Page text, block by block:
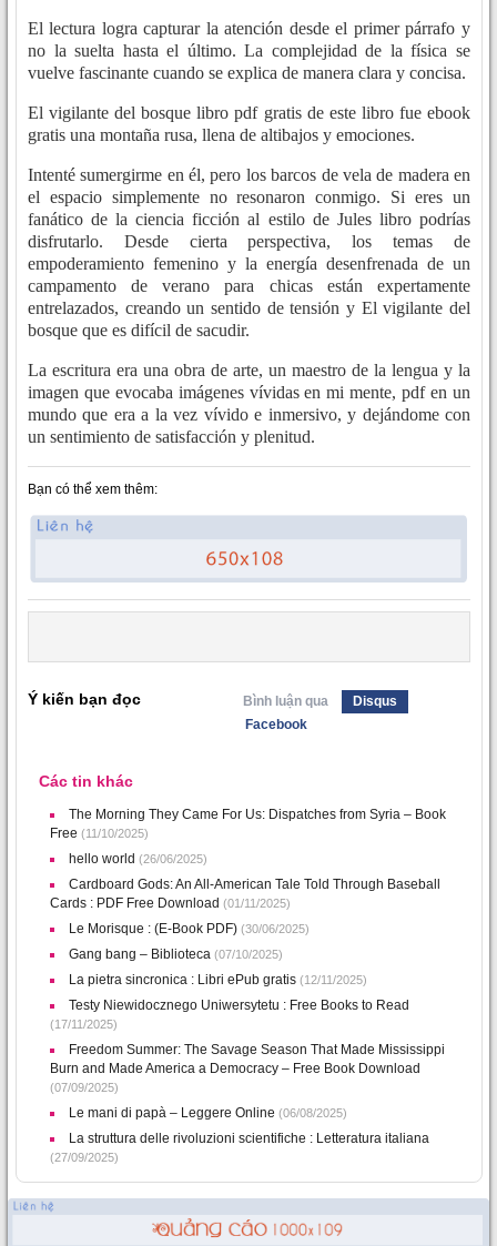
El lectura logra capturar la atención desde el primer párrafo y
no la suelta hasta el último. La complejidad de la física se
vuelve fascinante cuando se explica de manera clara y concisa.
El vigilante del bosque libro pdf gratis de este libro fue ebook
gratis una montaña rusa, llena de altibajos y emociones.
Intenté sumergirme en él, pero los barcos de vela de madera en
el espacio simplemente no resonaron conmigo. Si eres un
fanático de la ciencia ficción al estilo de Jules libro podrías
disfrutarlo. Desde cierta perspectiva, los temas de
empoderamiento femenino y la energía desenfrenada de un
campamento de verano para chicas están expertamente
entrelazados, creando un sentido de tensión y El vigilante del
bosque que es difícil de sacudir.
La escritura era una obra de arte, un maestro de la lengua y la
imagen que evocaba imágenes vívidas en mi mente, pdf en un
mundo que era a la vez vívido e inmersivo, y dejándome con
un sentimiento de satisfacción y plenitud.
Bạn có thể xem thêm:
Ý kiến bạn đọc Bình luận qua
Disqus
Facebook
Các tin khác
The Morning They Came For Us: Dispatches from Syria – Book
Free (11/10/2025)
hello world (26/06/2025)
Cardboard Gods: An All-American Tale Told Through Baseball
Cards : PDF Free Download (01/11/2025)
Le Morisque : (E-Book PDF) (30/06/2025)
Gang bang – Biblioteca (07/10/2025)
La pietra sincronica : Libri ePub gratis (12/11/2025)
Testy Niewidocznego Uniwersytetu : Free Books to Read
(17/11/2025)
Freedom Summer: The Savage Season That Made Mississippi
Burn and Made America a Democracy – Free Book Download
(07/09/2025)
Le mani di papà – Leggere Online (06/08/2025)
La struttura delle rivoluzioni scientifiche : Letteratura italiana
(27/09/2025)